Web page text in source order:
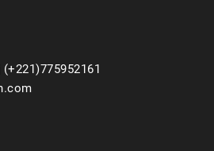
(+221)775952161